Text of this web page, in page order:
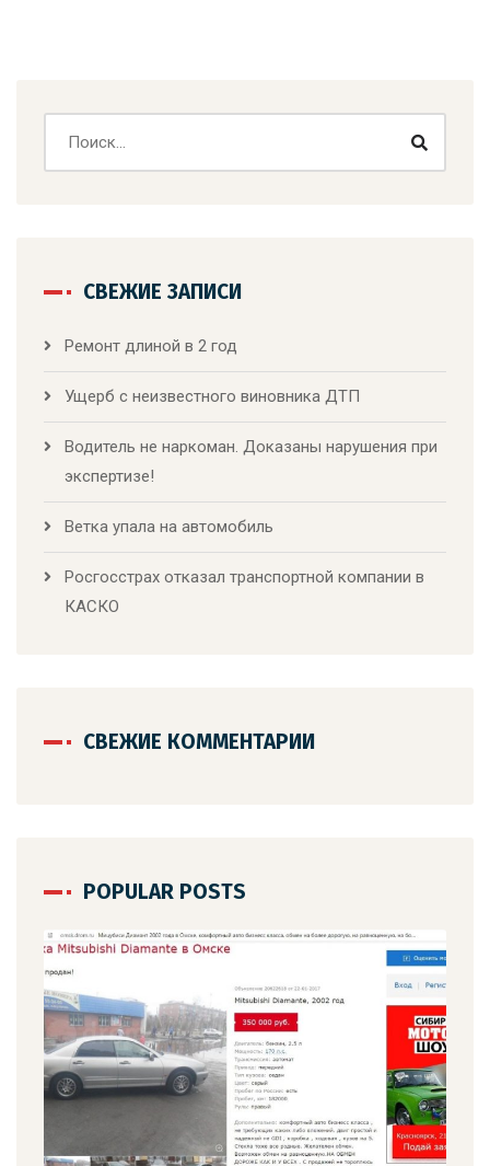
СВЕЖИЕ ЗАПИСИ
Ремонт длиной в 2 год
Ущерб с неизвестного виновника ДТП
Водитель не наркоман. Доказаны нарушения при
экспертизе!
Ветка упала на автомобиль
Росгосстрах отказал транспортной компании в
КАСКО
СВЕЖИЕ КОММЕНТАРИИ
POPULAR POSTS